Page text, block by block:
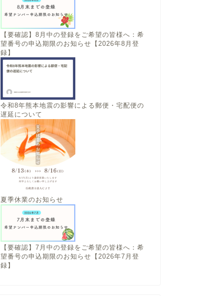
【要確認】8月中の登録をご希望の皆様へ：希
望番号の申込期限のお知らせ【2026年8月登
録】
令和8年熊本地震の影響による郵便・宅配便の
遅延について
夏季休業のお知らせ
【要確認】7月中の登録をご希望の皆様へ：希
望番号の申込期限のお知らせ【2026年7月登
録】